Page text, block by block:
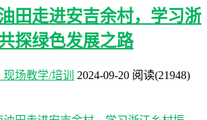
田走进安吉余村，学习浙
探绿色发展之路
现场教学/培训 2024-09-20 阅读(21948)